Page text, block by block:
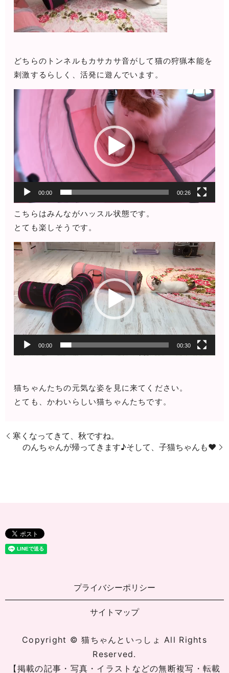
どちらのトンネルもカサカサ音がして猫の狩猟本能を
刺激するらしく、活発に遊んでいます。
ヤ
ー
00:00 00:26
こちらはみんながハッスル状態です。
とても楽しそうです。
動
画
プ
レ
ー
ヤ
ー
00:00 00:30
猫ちゃんたちの元気な姿を見に来てください。
とても、かわいらしい猫ちゃんたちです。
寒くなってきて、秋ですね。
のんちゃんが帰ってきます♪そして、子猫ちゃんも❤
プライバシーポリシー
サイトマップ
Copyright © 猫ちゃんといっしょ All Rights
Reserved.
【掲載の記事・写真・イラストなどの無断複写・転載